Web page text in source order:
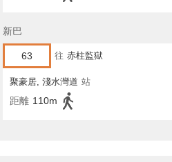
新巴
63 往 赤柱監獄
聚豪居, 淺水灣道 站
距離 110m